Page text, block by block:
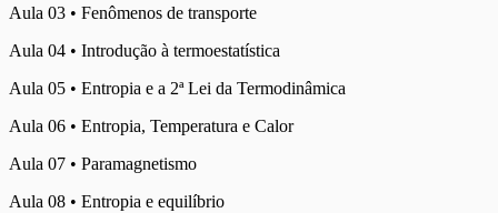
Aula 03 • Fenômenos de transporte
Aula 04 • Introdução à termoestatística
Aula 05 • Entropia e a 2ª Lei da Termodinâmica
Aula 06 • Entropia, Temperatura e Calor
Aula 07 • Paramagnetismo
Aula 08 • Entropia e equilíbrio